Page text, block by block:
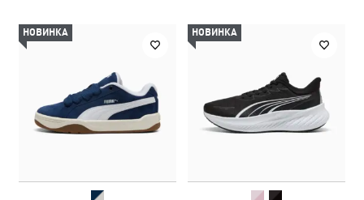
НОВИНКА НОВИНКА